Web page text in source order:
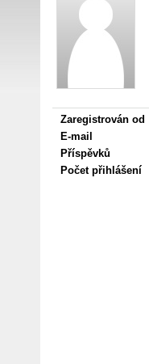
Zaregistrován od
E-mail
Příspěvků
Počet přihlášení